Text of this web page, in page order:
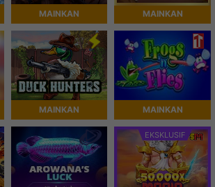
MAINKAN MAINKAN
MAINKAN MAINKAN
EKSKLUSIF